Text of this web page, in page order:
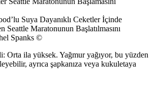
Suya Dayanıklı Ceketler İçinde
Seattle Maratonunun Başlatılmasını
Spanks ©
Orta ila yüksek. Yağmur yağıyor, bu yüzden
ayrıca şapkanıza veya kukuletaya